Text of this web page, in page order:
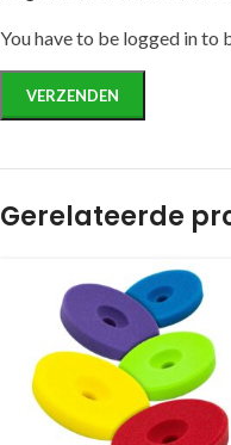
You have to be logged in to
Gerelateerde